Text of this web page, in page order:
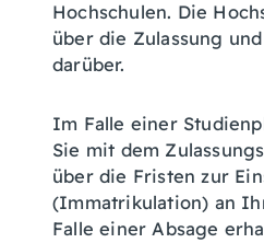
Hochschulen. Die
über die Zulassung
darüber.
Im Falle einer
Sie mit dem
über die Fristen zur
(Immatrikulation) an
Falle einer Absage